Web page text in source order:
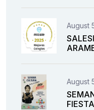
August
August